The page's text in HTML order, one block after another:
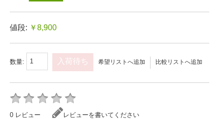
値段: ￥8,900
数量: 入荷待ち 希望リストへ追加 比較リストへ追加
0 レビュー レビューを書いてください